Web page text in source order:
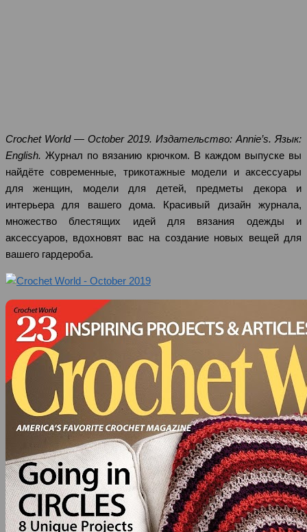
Crochet World — October 2019. Издательство: Annie’s. Язык:
English. Журнал по вязанию крючком. В каждом выпуске вы
найдёте современные, трикотажные модели и аксессуары
для женщин, модели для детей, предметы декора и
интерьера для вашего дома. Красивый дизайн журнала,
множество блестящих идей для вязания одежды и
аксессуаров, вдохновят вас на создание новых вещей для
вашего гардероба.